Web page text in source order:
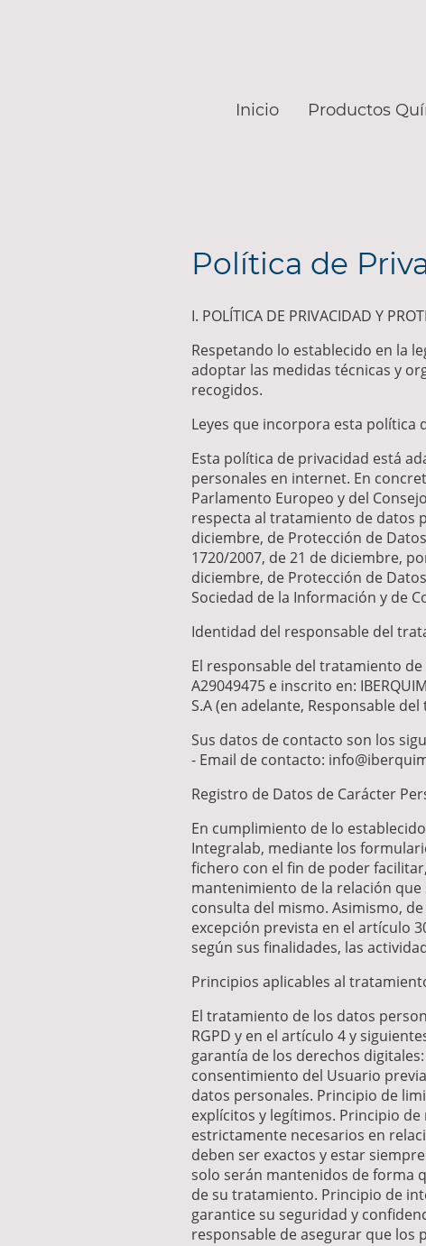
Inicio Productos
Política de
I. POLÍTICA DE PRIVACIDAD Y
Respetando lo establecido en la
adoptar las medidas técnicas y
recogidos.
Leyes que incorpora esta política
Esta política de privacidad está
personales en internet. En
Parlamento Europeo y del
respecta al tratamiento de datos
diciembre, de Protección de
1720/2007, de 21 de diciembre,
diciembre, de Protección de
Sociedad de la Información y de
Identidad del responsable del
El responsable del tratamiento de
A29049475 e inscrito en:
S.A (en adelante, Responsable
Sus datos de contacto son los
- Email de contacto:
Registro de Datos de Carácter
En cumplimiento de lo
Integralab, mediante los
fichero con el fin de poder
mantenimiento de la relación
consulta del mismo. Asimismo,
excepción prevista en el artículo
según sus finalidades, las
Principios aplicables al
El tratamiento de los datos
RGPD y en el artículo 4 y
garantía de los derechos
consentimiento del Usuario
datos personales. Principio de
explícitos y legítimos. Principio
estrictamente necesarios en
deben ser exactos y estar
solo serán mantenidos de forma
de su tratamiento. Principio de
garantice su seguridad y
responsable de asegurar que los